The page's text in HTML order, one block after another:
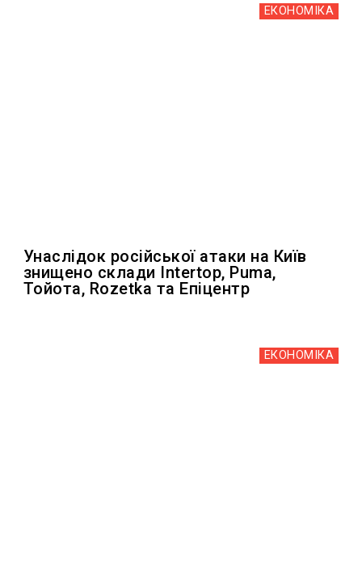
ЕКОНОМІКА
Унаслідок російської атаки на Київ
знищено склади Intertop, Puma,
Тойота, Rozetka та Епіцентр
ЕКОНОМІКА